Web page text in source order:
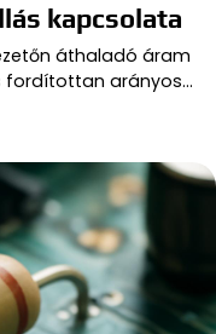
kapcsolata
áthaladó áram
fordítottan arányos…